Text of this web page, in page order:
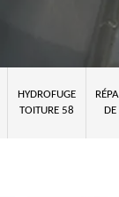
HYDROFUGE
TOITURE 58
DE